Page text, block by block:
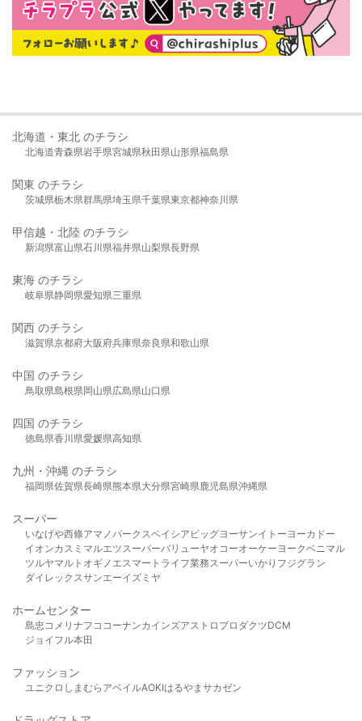
北海道・東北 のチラシ
北海道青森県岩手県宮城県秋田県山形県福島県
関東 のチラシ
茨城県栃木県群馬県埼玉県千葉県東京都神奈川県
甲信越・北陸 のチラシ
新潟県富山県石川県福井県山梨県長野県
東海 のチラシ
岐阜県静岡県愛知県三重県
関西 のチラシ
滋賀県京都府大阪府兵庫県奈良県和歌山県
中国 のチラシ
鳥取県島根県岡山県広島県山口県
四国 のチラシ
徳島県香川県愛媛県高知県
九州・沖縄 のチラシ
福岡県佐賀県長崎県熊本県大分県宮崎県鹿児島県沖縄県
スーパー
いなげや西條アマノパークスベイシア ビッグヨーサンイトーヨーカドー
イオンカスミ マルエツスーパーバリューヤオコーオーケー ヨークベニマル
ツルヤマルト オギノ エスマート ライフ業務スーパーいかり フジグラン
ダイレックスサンエーイズミヤ
ホームセンター
島忠 コメリ ナフコ コーナンカインズアストロプロダクツDCM
ジョイフル本田
ファッション
ユニクロ しまむら アベイルAOKIはるやま サカゼン